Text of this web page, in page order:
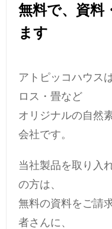
無料で、資料
ます
アトピッコハウス
ロス・畳など
オリジナルの自然
会社です。
当社製品を取り入
の方は、
無料の資料をご請
者さんに、